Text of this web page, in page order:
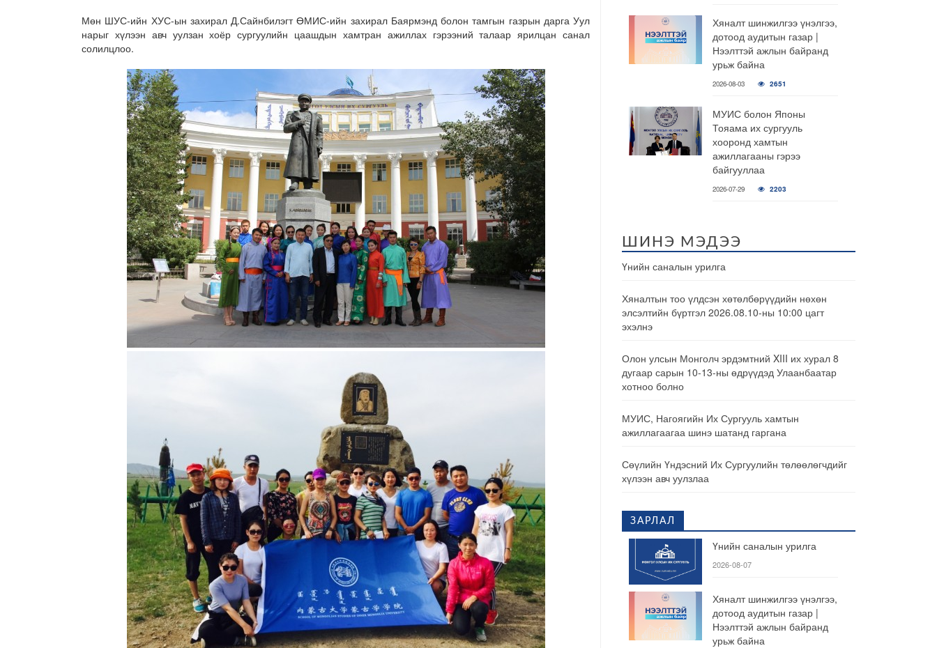
Мөн ШУС-ийн ХУС-ын захирал Д.Сайнбилэгт ӨМИС-ийн захирал Баярмэнд болон тамгын газрын дарга Уул
нарыг хүлээн авч уулзан хоёр сургуулийн цаашдын хамтран ажиллах гэрээний талаар ярилцан санал
солилцлоо.
Хяналт шинжилгээ үнэлгээ,
дотоод аудитын газар |
Нээлттэй ажлын байранд
урьж байна
2026-08-03 2651
МУИС болон Японы
Тояама их сургууль
хооронд хамтын
ажиллагааны гэрээ
байгууллаа
2026-07-29 2203
ШИНЭ МЭДЭЭ
Үнийн саналын урилга
Хяналтын тоо үлдсэн хөтөлбөрүүдийн нөхөн
элсэлтийн бүртгэл 2026.08.10-ны 10:00 цагт
эхэлнэ
Олон улсын Монголч эрдэмтний XIII их хурал 8
дугаар сарын 10-13-ны өдрүүдэд Улаанбаатар
хотноо болно
МУИС, Нагоягийн Их Сургууль хамтын
ажиллагаагаа шинэ шатанд гаргана
Сөүлийн Үндэсний Их Сургуулийн төлөөлөгчдийг
хүлээн авч уулзлаа
ЗАРЛАЛ
Үнийн саналын урилга
2026-08-07
Хяналт шинжилгээ үнэлгээ,
дотоод аудитын газар |
Нээлттэй ажлын байранд
урьж байна